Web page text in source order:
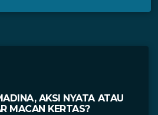
AKSI NYATA ATAU
MACAN KERTAS?